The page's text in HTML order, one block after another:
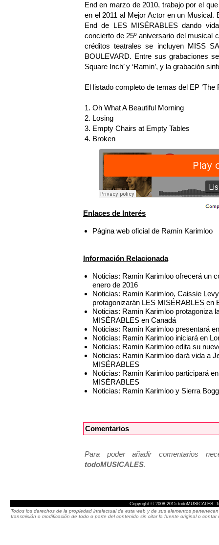
End en marzo de 2010, trabajo por el
en el 2011 al Mejor Actor en un
End de LES MISÉRABLES dando
concierto de 25º aniversario del musical
créditos teatrales se incluyen MISS
BOULEVARD. Entre sus grabaciones
Square Inch’ y ‘Ramin’, y la grabación
El listado completo de temas del EP ‘The
1. Oh What A Beautiful Morning
2. Losing
3. Empty Chairs at Empty Tables
4. Broken
Enlaces de Interés
Página web oficial de Ramin Karimloo
Información Relacionada
Noticias: Ramin Karimloo ofrecerá un
enero de 2016
Noticias: Ramin Karimloo, Caissie
protagonizarán LES MISÉRABLES en
Noticias: Ramin Karimloo protagoniza
MISÉRABLES en Canadá
Noticias: Ramin Karimloo presentará
Noticias: Ramin Karimloo iniciará en
Noticias: Ramin Karimloo edita su
Noticias: Ramin Karimloo dará vida a
MISÉRABLES
Noticias: Ramin Karimloo participará
MISÉRABLES
Noticias: Ramin Karimloo y Sierra
Comentarios
Para poder añadir comentarios
todoMUSICALES.
Copyright © 2008-2015 todoMUSICALES.
Todos los derechos de la propiedad intelectual de esta web y de sus elementos
transmisión o modificación de todo o parte del contenido sin citar la fuente original o